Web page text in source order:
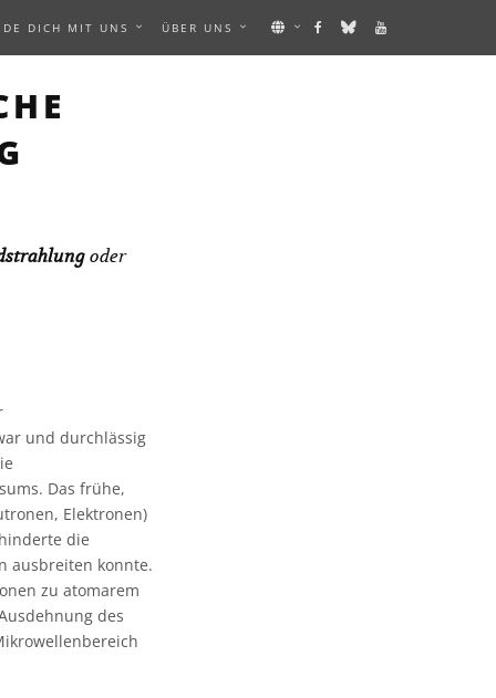
DICH MIT UNS ÜBER UNS
oder
und durchlässig
Das frühe,
Elektronen)
die
ausbreiten konnte.
zu atomarem
des